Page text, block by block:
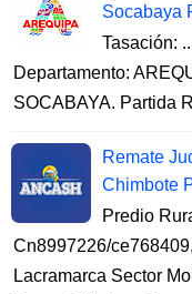
Socabaya
Tasación:
Departamento:
SOCABAYA. Partida
Remate
Chimbote
Predio
Cn8997226/
Lacramarca Sector